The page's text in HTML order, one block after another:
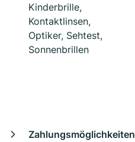
Kinderbrille,
Kontaktlinsen,
Optiker, Sehtest,
Sonnenbrillen
Zahlungsmöglichkeiten